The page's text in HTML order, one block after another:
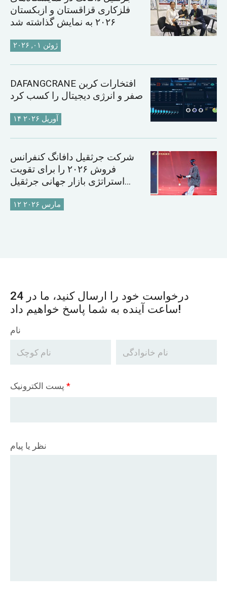
فلزکاری قزاقستان و ازبکستان
۲۰۲۶ به نمایش گذاشته شد
ژوئن ۰۱, ۲۰۲۶
DAFANGCRANE افتخارات کربن
صفر و انرژی دیجیتال را کسب کرد
۱۴ آوریل ۲۰۲۶
شرکت جرثقیل دافانگ کنفرانس
فروش ۲۰۲۶ را برای تقویت
استراتژی بازار جهانی جرثقیل
۱۲ مارس ۲۰۲۶
درخواست خود را ارسال کنید، ما در 24
ساعت آینده به شما پاسخ خواهیم داد!
نام
*
نظر یا پیام